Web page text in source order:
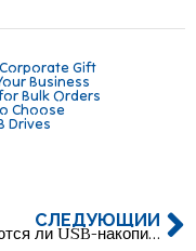
Gift
Business
Bulk Orders
Choose
Drives
СЛЕДУЮЩИЙ
Являются ли USB-накопители на запястье будущим хранения данных и моды?